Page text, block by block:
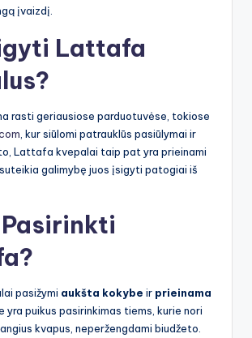
įvaizdį.
Lattafa
rasti geriausiose parduotuvėse, tokiose
, kur siūlomi patrauklūs pasiūlymai ir
Lattafa kvepalai taip pat yra prieinami
galimybę juos įsigyti patogiai iš
pasižymi aukšta kokybe ir prieinama
yra puikus pasirinkimas tiems, kurie nori
kvapus, neperžengdami biudžeto.